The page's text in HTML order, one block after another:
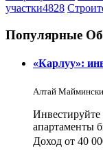
участки4828
Популярные
«Карлуу»:
Алтай
апартаменты
Доход от 40